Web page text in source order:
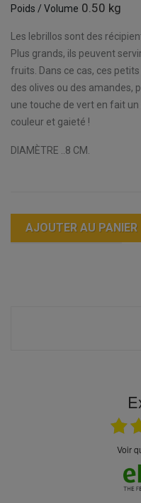
Poids / Volume 0.50 kg
Les lebrillos sont des
Plus grands, ils peuvent
fruits. Dans ce cas, ces
des olives ou des amandes,
une touche de vert en fait
couleur et gaieté !
DIAMÈTRE ..8 CM.
AJOUTER AU PANIER
Voir